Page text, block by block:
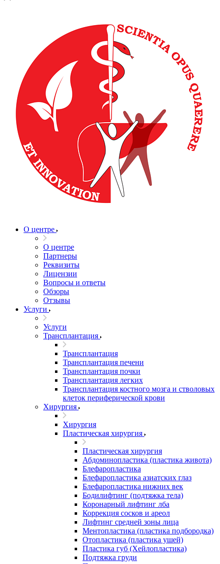
О центре
О центре
Партнеры
Реквизиты
Лицензии
Вопросы и ответы
Обзоры
Отзывы
Услуги
Услуги
Трансплантация
Трансплантация
Трансплантация печени
Трансплантация почки
Трансплантация легких
Трансплантация костного мозга и стволовых
клеток периферической крови
Хирургия
Хирургия
Пластическая хирургия
Пластическая хирургия
Абдоминопластика (пластика живота)
Блефаропластика
Блефаропластика азиатских глаз
Блефаропластика нижних век
Бодилифтинг (подтяжка тела)
Коронарный лифтинг лба
Коррекция сосков и ареол
Лифтинг средней зоны лица
Ментопластика (пластика подбородка)
Отопластика (пластика ушей)
Пластика губ (Хейлопластика)
Подтяжка груди